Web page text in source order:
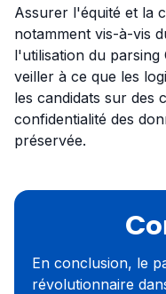
Assurer l'équité et la
notamment vis-à-vis
l'utilisation du parsing
veiller à ce que les
les candidats sur des
confidentialité des
préservée.
En conclusion, le
révolutionnaire